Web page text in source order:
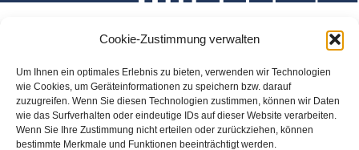
Cookie-Zustimmung verwalten
Um Ihnen ein optimales Erlebnis zu bieten, verwenden wir Technologien
wie Cookies, um Geräteinformationen zu speichern bzw. darauf
zuzugreifen. Wenn Sie diesen Technologien zustimmen, können wir Daten
wie das Surfverhalten oder eindeutige IDs auf dieser Website verarbeiten.
Wenn Sie Ihre Zustimmung nicht erteilen oder zurückziehen, können
bestimmte Merkmale und Funktionen beeinträchtigt werden.